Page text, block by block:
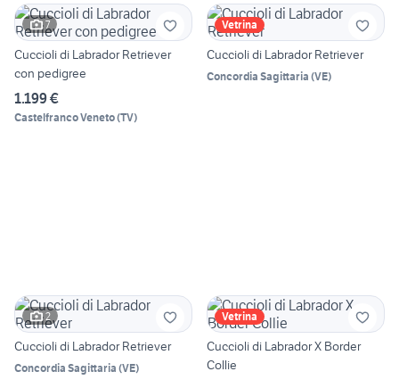
7
Cuccioli di Labrador Retriever
con pedigree
1.199 €
Castelfranco Veneto(TV)
Vetrina
Cuccioli di Labrador Retriever
Concordia Sagittaria (VE)
2
Cuccioli di Labrador Retriever
Concordia Sagittaria (VE)
Vetrina
Cuccioli di Labrador X Border
Collie